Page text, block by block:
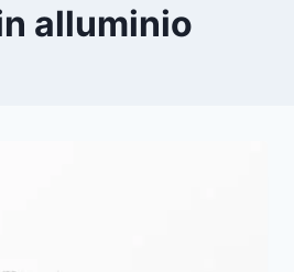
alluminio